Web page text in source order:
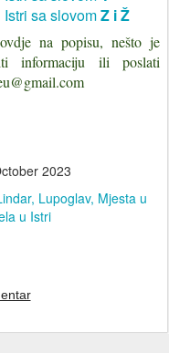
sa slovomZ i Ž
na popisu, nešto je
informaciju ili poslati
2023
Lupoglav Mjesta u
u Istri